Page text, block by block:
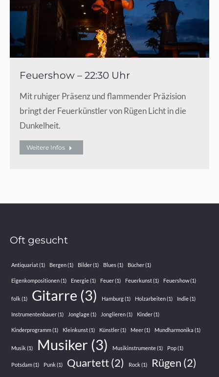
Feuershow – 22:30 Uhr
Mit ruhiger Präsenz und flammender Präzision
bringt der Feuerkünstler von Rügen Licht in die
Dunkelheit.
Weitere Infos
Oft gesucht
Antiquariat(1) Bergen(1) Bilder(1) Blues(1) Bücher(1)
Eigenkompositionen(1) Energie(1) Feuer(1) Feuerkunst(1) Feuershow(1)
folk (1) Gitarre (3) Hamburg(1) Holzarbeiten(1) Indie(1)
Instrumentenbauer(1) Jonglage(1) Jonglieren(1) Kinder(1)
Kinderprogramm(1) Kleinkunst(1) Künstler(1) Meer(1) Mundharmonika (1)
Musik (1) Musiker (3) Musikinstrumente(1) Pop(1)
Potsdam(1) Punk (1) Quartett(2) Rock (1) Rügen (2)